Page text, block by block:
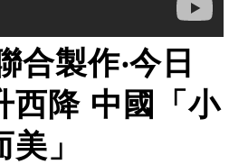
合製作‧今日
西降 中國「小
」